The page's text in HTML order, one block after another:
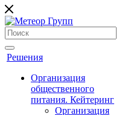
Решения
Организация
общественного
питания. Кейтеринг
Организация